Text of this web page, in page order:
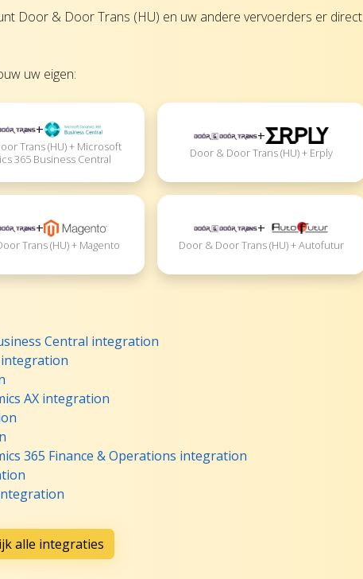
Door & Door Trans (HU) en uw andere vervoerders er direct
uw eigen:
+
Trans (HU) + Microsoft
365 Business Central
+
Door & Door Trans (HU) + Erply
+
Trans (HU) + Magento
+
Door & Door Trans (HU) + Autofutur
Central integration
AX integration
365 Finance & Operations integration
alle integraties